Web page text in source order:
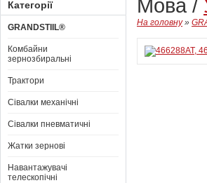
Категорії
GRANDSTIIL®
Комбайни
зернозбиральні
Трактори
Сівалки механічні
Сівалки пневматичні
Жатки зернові
Навантажувачі
телескопічні
Мова /
На головну»